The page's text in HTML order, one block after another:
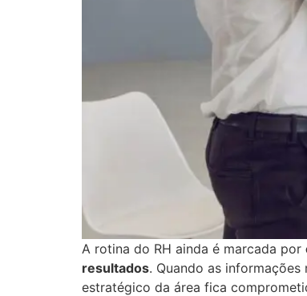
A rotina do RH ainda é marcada por
resultados. Quando as
estratégico da área fica